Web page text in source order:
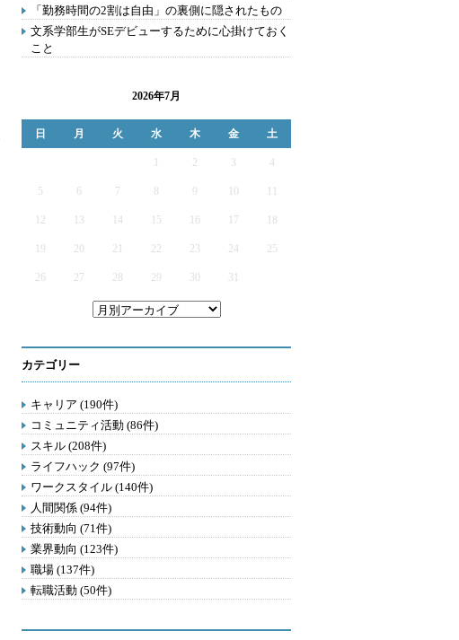
「勤務時間の2割は自由」の裏側に隠されたもの
文系学部生がSEデビューするために心掛けておく
こと
2026年7月
日 月 火 水 木 金 土
2 3 4
5 6 7 9
12 13 14 15 16 17
19 20 21 22 23 24 25
26 27 28 29 30 31
カテゴリー
キャリア (190件)
コミュニティ活動 (86件)
スキル (208件)
ライフハック (97件)
ワークスタイル (140件)
人間関係 (94件)
技術動向 (71件)
業界動向 (123件)
職場 (137件)
転職活動 (50件)